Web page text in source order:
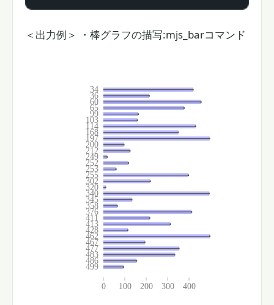
＜出力例＞ ・棒グラフの描写:mjs_barコマンド